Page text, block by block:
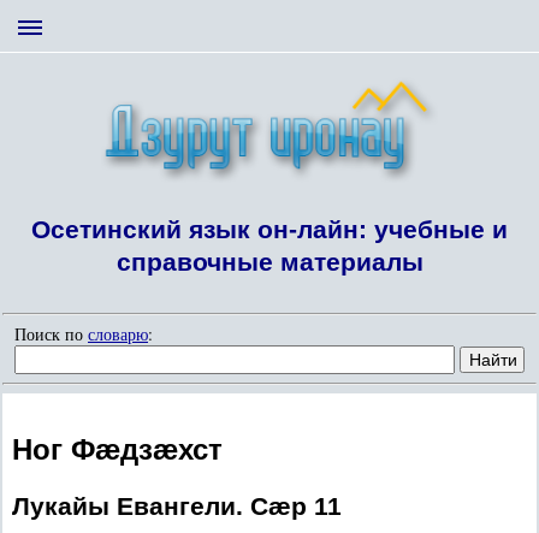
Осетинский язык он-лайн: учебные и
справочные материалы
Поиск по словарю:
Ног Фæдзæхст
Лукайы Евангели. Сæр 11